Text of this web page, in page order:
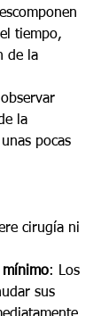
tiempo,
de la
la
pocas
cirugía ni
mínimo: Los
sus